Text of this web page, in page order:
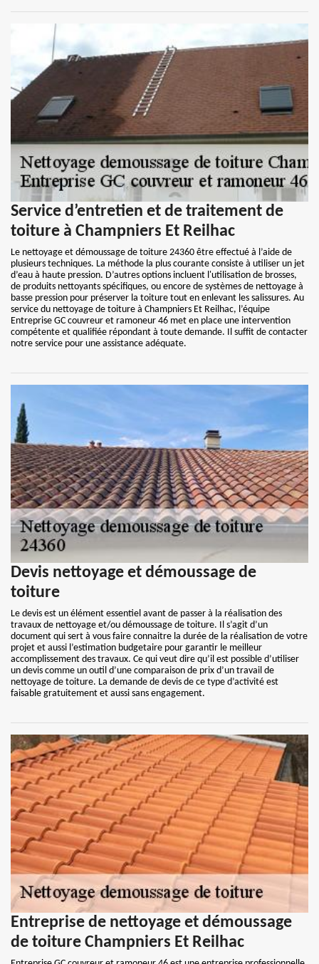
Service d’entretien et de traitement de
toiture à Champniers Et Reilhac
Le nettoyage et démoussage de toiture 24360 être effectué à l’aide de
plusieurs techniques. La méthode la plus courante consiste à utiliser un jet
d’eau à haute pression. D’autres options incluent l'utilisation de brosses,
de produits nettoyants spécifiques, ou encore de systèmes de nettoyage à
basse pression pour préserver la toiture tout en enlevant les salissures. Au
service du nettoyage de toiture à Champniers Et Reilhac, l’équipe
Entreprise GC couvreur et ramoneur 46 met en place une intervention
compétente et qualifiée répondant à toute demande. Il suffit de contacter
notre service pour une assistance adéquate.
Devis nettoyage et démoussage de
toiture
Le devis est un élément essentiel avant de passer à la réalisation des
travaux de nettoyage et/ou démoussage de toiture. Il s’agit d’un
document qui sert à vous faire connaitre la durée de la réalisation de votre
projet et aussi l’estimation budgetaire pour garantir le meilleur
accomplissement des travaux. Ce qui veut dire qu’il est possible d’utiliser
un devis comme un outil d’une comparaison de prix d’un travail de
nettoyage de toiture. La demande de devis de ce type d’activité est
faisable gratuitement et aussi sans engagement.
Entreprise de nettoyage et démoussage
de toiture Champniers Et Reilhac